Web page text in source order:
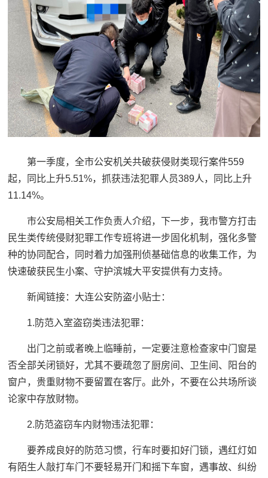
第一季度，全市公安机关共破获侵财类现行案件559
起，同比上升5.51%，抓获违法犯罪人员389人，同比上升
11.14%。
市公安局相关工作负责人介绍，下一步，我市警方打击
民生类传统侵财犯罪工作专班将进一步固化机制，强化多警
种的协同配合，同时着力加强刑侦基础信息的收集工作，为
快速破获民生小案、守护滨城大平安提供有力支持。
新闻链接： 大连公安防盗小贴士：
1.防范入室盗窃类违法犯罪：
出门之前或者晚上临睡前，一定要注意检查家中门窗是
否全部关闭锁好，尤其不要疏忽了厨房间、卫生间、阳台的
窗户，贵重财物不要留置在客厅。此外，不要在公共场所谈
论家中存放财物。
2.防范盗窃车内财物违法犯罪：
要养成良好的防范习惯，行车时要扣好门锁，遇红灯如
有陌生人敲打车门不要轻易开门和摇下车窗，遇事故、纠纷